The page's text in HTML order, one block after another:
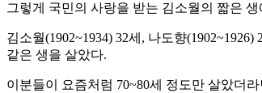
그렇게 국민의 사랑을 받는 김소월의 짧은
김소월(1902~1934) 32세, 나도향
같은 생을 살았다.
이분들이 요즘처럼 70~80세 정도만 살았더